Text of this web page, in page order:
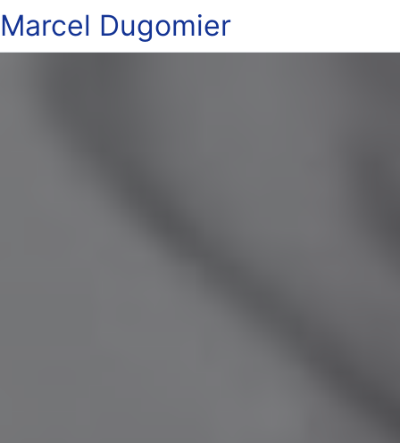
Marcel Dugomier